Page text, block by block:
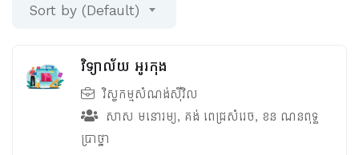
Sort by (Default)
វិទ្យាល័យ អូរកុង
វិស្វកម្មសំណង់ស៊ីវិល
សាស មនោរម្យ, គង់ ពេជ្រសំរេច, ខន ណនពុទ្ធ
ប្រាថ្នា